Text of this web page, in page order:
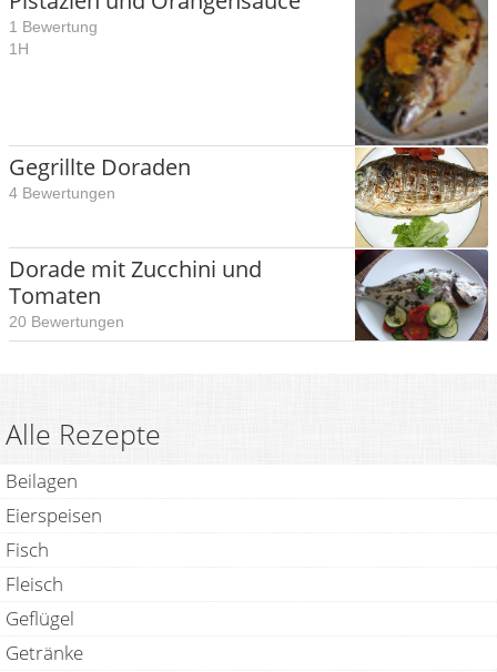
1 Bewertung
1H
Gegrillte Doraden
4 Bewertungen
Dorade mit Zucchini und
Tomaten
20 Bewertungen
Alle Rezepte
Beilagen
Eierspeisen
Fisch
Fleisch
Geflügel
Getränke